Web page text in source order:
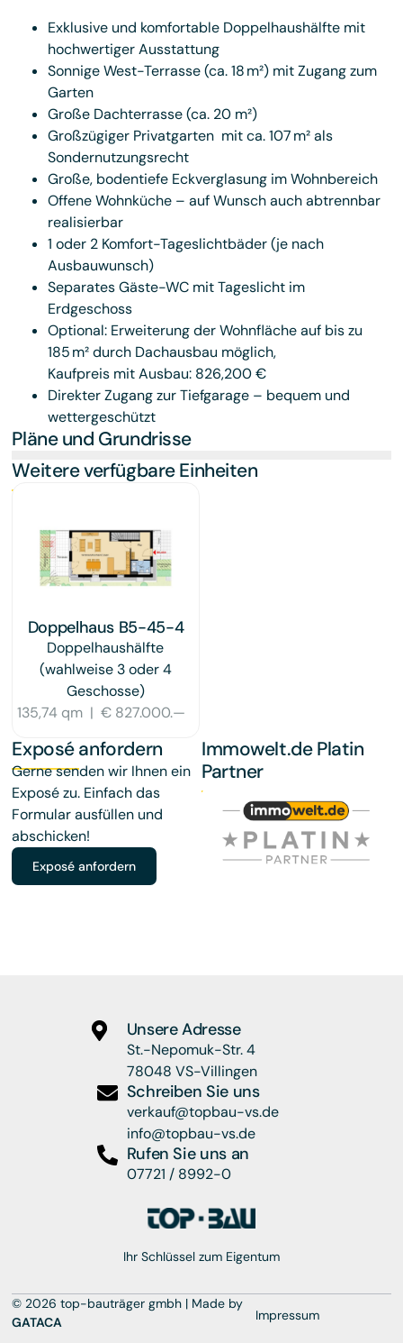
Exklusive und komfortable Doppelhaushälfte mit
hochwertiger Ausstattung
Sonnige West-Terrasse (ca. 18 m²) mit Zugang zum
Garten
Große Dachterrasse (ca. 20 m²)
Großzügiger Privatgarten mit ca. 107 m² als
Sondernutzungsrecht
Große, bodentiefe Eckverglasung im Wohnbereich
Offene Wohnküche – auf Wunsch auch abtrennbar
realisierbar
1 oder 2 Komfort-Tageslichtbäder (je nach
Ausbauwunsch)
Separates Gäste-WC mit Tageslicht im
Erdgeschoss
Optional: Erweiterung der Wohnfläche auf bis zu
185 m² durch Dachausbau möglich,
Kaufpreis mit Ausbau: 826,200 €
Direkter Zugang zur Tiefgarage – bequem und
wettergeschützt
Pläne und Grundrisse
Weitere verfügbare Einheiten
Doppelhaus B5-45-4
Doppelhaushälfte
(wahlweise 3 oder 4
Geschosse)
135,74 qm |€ 827.000.—
Exposé anfordern
Gerne senden wir Ihnen ein
Exposé zu. Einfach das
Formular ausfüllen und
abschicken!
Exposé anfordern
Immowelt.de Platin
Partner
Ihr Schlüssel zum Eigentum
Unsere Adresse
St.-Nepomuk-Str. 4
78048 VS-Villingen
Schreiben Sie uns
verkauf@topbau-vs.de
info@topbau-vs.de
Rufen Sie uns an
07721 / 8992-0
© 2026 top-bauträger gmbh | Made by
GATACA
Impressum